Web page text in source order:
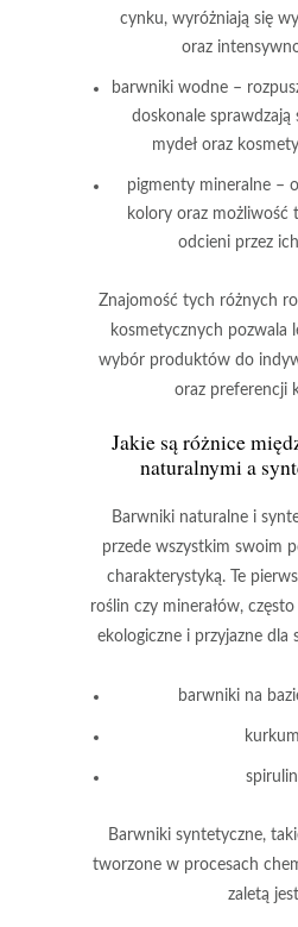
cynku, wyróżniają się
oraz
barwniki wodne–
doskonale sprawdzają
mydeł oraz
pigmenty mineralne–
kolory oraz możliwość
odcieni przez
Znajomość tych różnych
kosmetycznych pozwala
wybór produktów do
oraz preferencji
Jakie są różnice
naturalnymi a
Barwniki naturalne i
przede wszystkim swoim
charakterystyką. Te
roślin czy minerałów,
ekologiczne i przyjazne dla
barwniki na
Barwniki syntetyczne,
tworzone w procesach
zaletą